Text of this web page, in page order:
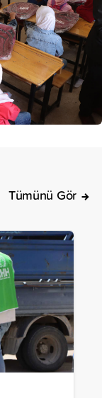
Tümünü Gör